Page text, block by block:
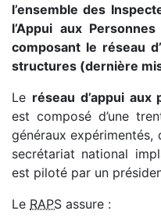
l’ensemble des
l’Appui aux
composant le réseau
structures (dernière
Le réseau d’appui
est composé d’une
généraux expérimentés,
secrétariat national
est piloté par un
Le RAPS assure :